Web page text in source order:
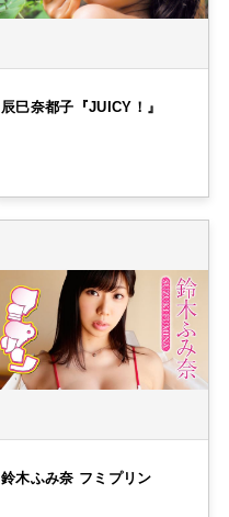
辰巳奈都子『JUICY！』
鈴木ふみ奈 フミプリン